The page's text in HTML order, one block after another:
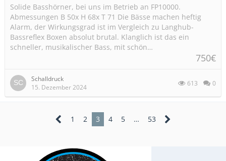
Solide Basshörner, bei uns im Betrieb an FP10000.
Abmessungen B 50x H 68x T 71 Die Bässe machen heftig
Alarm, der Wirkungsgrad ist im Vergleich zu Langhub-
Bassreflex Boxen absolut brutal. Klanglich ist das ein
schneller, musikalischer Bass, mit schön…
750€
Schalldruck
15. Dezember 2024
613 0
1 2 3 4 5 … 53